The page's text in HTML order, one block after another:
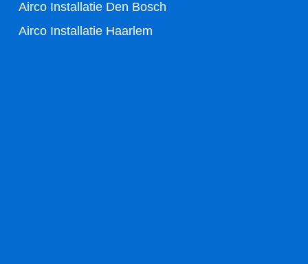
Airco Installatie Den Bosch
Airco Installatie Haarlem